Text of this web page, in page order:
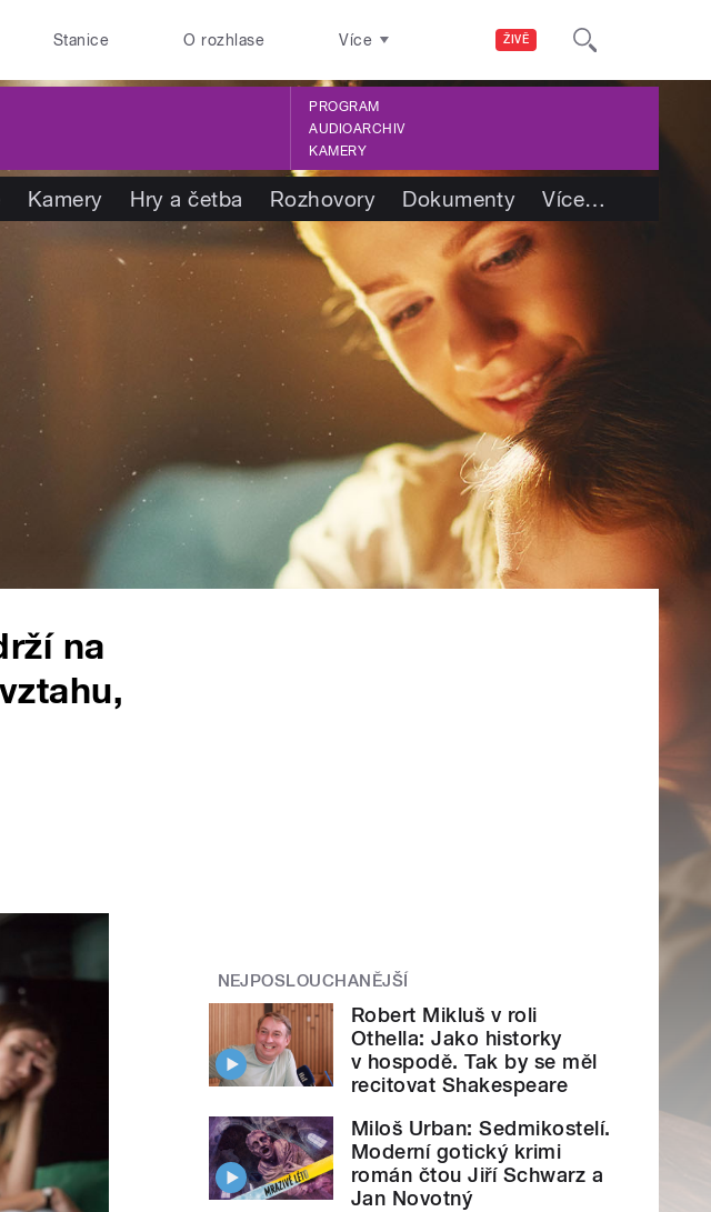
ŽIVĚ
Stanice O rozhlase Více
PROGRAM
AUDIOARCHIV
KAMERY
Kamery Hry a četba Rozhovory Dokumenty Více…
na
NEJPOSLOUCHANĚJŠÍ
Robert Mikluš v roli
Othella: Jako historky
v hospodě. Tak by se měl
recitovat Shakespeare
Miloš Urban: Sedmikostelí.
Moderní gotický krimi
román čtou Jiří Schwarz a
Jan Novotný